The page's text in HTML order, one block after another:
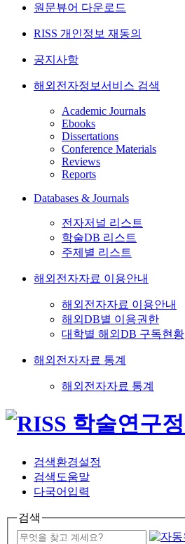
원문뷰어 다운로드
RISS 개인정보 재동의
공지사항
해외전자정보서비스 검색
Academic Journals
Ebooks
Dissertations
Conference Materials
Reviews
Reports
Databases & Journals
전자저널 리스트
학술DB 리스트
주제별 리스트
해외전자자료 이용안내
해외전자자료 이용안내
해외DB별 이용권한
대학별 해외DB 구독현황
해외전자자료 통계
해외전자자료 통계
검색환경설정
검색도움말
다국어입력
검색